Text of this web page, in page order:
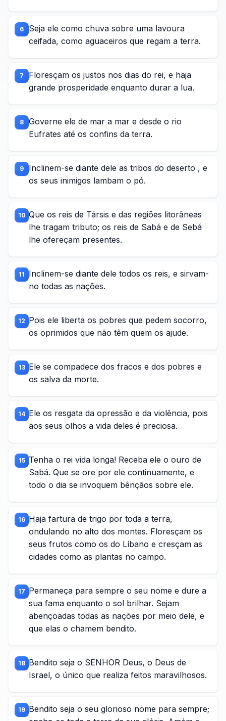
6
Seja ele como chuva sobre uma lavoura
ceifada, como aguaceiros que regam a terra.
7
Floresçam os justos nos dias do rei, e haja
grande prosperidade enquanto durar a lua.
8
Governe ele de mar a mar e desde o rio
Eufrates até os confins da terra.
9
Inclinem-se diante dele as tribos do deserto , e
os seus inimigos lambam o pó.
10 Que os reis de Társis e das regiões litorâneas
lhe tragam tributo; os reis de Sabá e de Sebá
lhe ofereçam presentes.
11
Inclinem-se diante dele todos os reis, e sirvam-
no todas as nações.
12 Pois ele liberta os pobres que pedem socorro,
os oprimidos que não têm quem os ajude.
13 Ele se compadece dos fracos e dos pobres e
os salva da morte.
14 Ele os resgata da opressão e da violência, pois
aos seus olhos a vida deles é preciosa.
15 Tenha o rei vida longa! Receba ele o ouro de
Sabá. Que se ore por ele continuamente, e
todo o dia se invoquem bênçãos sobre ele.
16 Haja fartura de trigo por toda a terra,
ondulando no alto dos montes. Floresçam os
seus frutos como os do Líbano e cresçam as
cidades como as plantas no campo.
17 Permaneça para sempre o seu nome e dure a
sua fama enquanto o sol brilhar. Sejam
abençoadas todas as nações por meio dele, e
que elas o chamem bendito.
18 Bendito seja o SENHOR Deus, o Deus de
Israel, o único que realiza feitos maravilhosos.
19 Bendito seja o seu glorioso nome para sempre;